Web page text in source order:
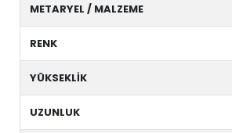
METARYEL / MALZEME
RENK
YÜKSEKLİK
UZUNLUK